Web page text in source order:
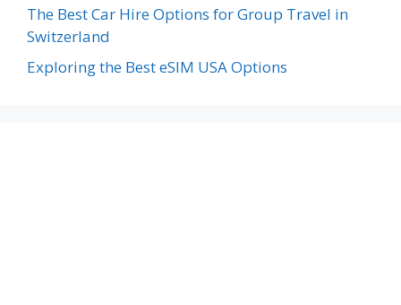
The Best Car Hire Options for Group Travel in
Switzerland
Exploring the Best eSIM USA Options